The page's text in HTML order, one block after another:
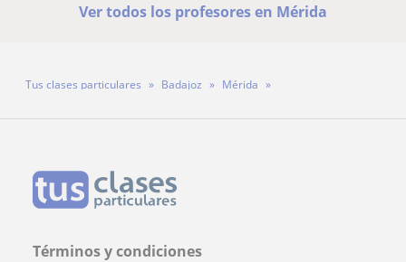
Ver todos los profesores en Mérida
Tus clases particulares Badajoz
Mérida
Términos y condiciones